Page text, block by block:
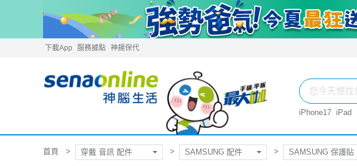
下載App 服務據點 神揚保代
iPhone17 iPad
首頁 穿戴 音訊 配件 SAMSUNG 配件 SAMSUNG 保護貼